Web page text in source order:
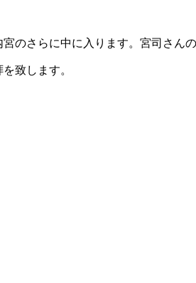
のさらに中に入ります。宮司さん
致します。